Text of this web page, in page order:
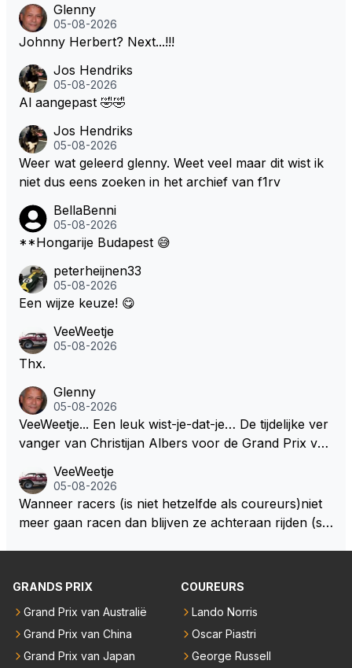
Glenny
05-08-2026
Johnny Herbert? Next...!!!
Jos Hendriks
05-08-2026
Al aangepast 🤣🤣
Jos Hendriks
05-08-2026
Weer wat geleerd glenny. Weet veel maar dit wist ik
niet dus eens zoeken in het archief van f1rv
BellaBenni
05-08-2026
**Hongarije Budapest 😅
peterheijnen33
05-08-2026
Een wijze keuze! 😋
VeeWeetje
05-08-2026
Thx.
Glenny
05-08-2026
VeeWeetje... Een leuk wist-je-dat-je… De tijdelijke ver
vanger van Christijan Albers voor de Grand Prix van
rkus Winkelhock. Vanaf de race daarna werd het st
oeltje definitief overgenomen door Sakon Yamamot
o. Na 2 rondes gokte Markus Winkelhock goed (hij k
Dat was ook de enige keer dat een Spyker ooit aan
en had, werd hij helaas aan alle kanten door iederee
n achterhaald. Hij moest later opgeven vanwege een
technisch mankement. Het was ook de enige keer d
at Markus Winkelhock een officiële Formule 1 race r
VeeWeetje
05-08-2026
Wanneer racers (is niet hetzelfde als coureurs)niet
meer gaan racen dan blijven ze achteraan rijden (so
GRANDS PRIX
Grand Prix van Australië
Grand Prix van China
Grand Prix van Japan
COUREURS
Lando Norris
Oscar Piastri
George Russell